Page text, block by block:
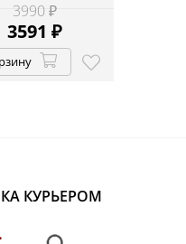
3990 ₽
3591 ₽
КУРЬЕРОМ